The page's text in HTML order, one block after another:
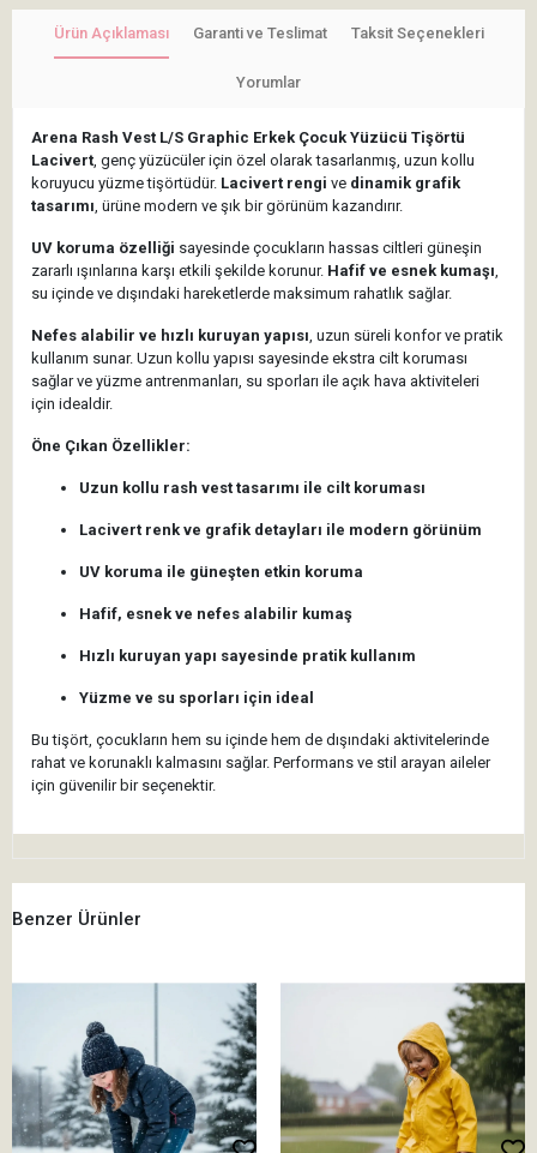
Ürün Açıklaması Garanti ve Teslimat Taksit Seçenekleri
Yorumlar
Arena Rash Vest L/S Graphic Erkek Çocuk Yüzücü Tişörtü
Lacivert , genç yüzücüler için özel olarak tasarlanmış, uzun kollu
koruyucu yüzme tişörtüdür. Lacivert rengi ve dinamik grafik
tasarımı , ürüne modern ve şık bir görünüm kazandırır.
UV koruma özelliği sayesinde çocukların hassas ciltleri güneşin
zararlı ışınlarına karşı etkili şekilde korunur. Hafif ve esnek kumaşı
su içinde ve dışındaki hareketlerde maksimum rahatlık sağlar.
Nefes alabilir ve hızlı kuruyan yapısı , uzun süreli konfor ve pratik
kullanım sunar. Uzun kollu yapısı sayesinde ekstra cilt koruması
sağlar ve yüzme antrenmanları, su sporları ile açık hava aktiviteleri
için idealdir.
Öne Çıkan Özellikler:
Uzun kollu rash vest tasarımı ile cilt koruması
Lacivert renk ve grafik detayları ile modern görünüm
UV koruma ile güneşten etkin koruma
Hafif, esnek ve nefes alabilir kumaş
Hızlı kuruyan yapı sayesinde pratik kullanım
Yüzme ve su sporları için ideal
Bu tişört, çocukların hem su içinde hem de dışındaki aktivitelerinde
rahat ve korunaklı kalmasını sağlar. Performans ve stil arayan aileler
için güvenilir bir seçenektir.
Benzer Ürünler